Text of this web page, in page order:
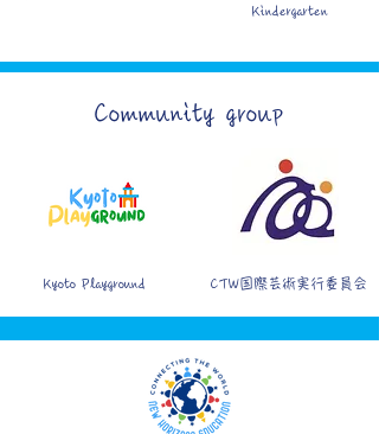
Kindergarten
Community group
Kyoto Playground CTW国際芸術実行委員会